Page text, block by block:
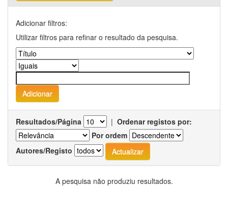
Adicionar filtros:
Utilizar filtros para refinar o resultado da pesquisa.
Resultados/Página | Ordenar registos por:
Por ordem
Autores/Registo
A pesquisa não produziu resultados.